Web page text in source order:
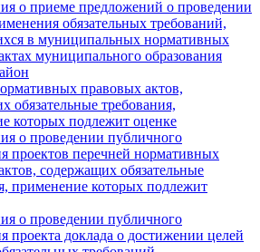
о приеме предложений о проведении
обязательных требований,
в муниципальных нормативных
муниципального образования
правовых актов,
обязательные требования,
которых подлежит оценке
о проведении публичного
проектов перечней нормативных
содержащих обязательные
применение которых подлежит
о проведении публичного
проекта доклада о достижении целей